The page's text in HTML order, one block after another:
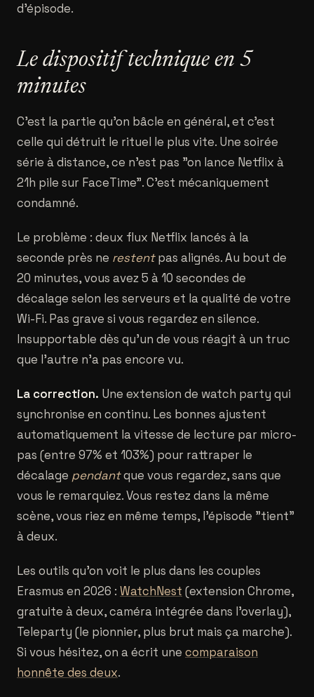
d'épisode.
Le dispositif technique en 5
minutes
C'est la partie qu'on bâcle en général, et c'est
celle qui détruit le rituel le plus vite. Une soirée
série à distance, ce n'est pas "on lance Netflix à
21h pile sur FaceTime". C'est mécaniquement
condamné.
Le problème : deux flux Netflix lancés à la
seconde près ne restentpas alignés. Au bout de
20 minutes, vous avez 5 à 10 secondes de
décalage selon les serveurs et la qualité de votre
Wi-Fi. Pas grave si vous regardez en silence.
Insupportable dès qu'un de vous réagit à un truc
que l'autre n'a pas encore vu.
La correction. Une extension de watch party qui
synchronise en continu. Les bonnes ajustent
automatiquement la vitesse de lecture par micro-
pas (entre 97% et 103%) pour rattraper le
décalage pendantque vous regardez, sans que
vous le remarquiez. Vous restez dans la même
scène, vous riez en même temps, l'épisode "tient"
à deux.
Les outils qu'on voit le plus dans les couples
Erasmus en 2026 : WatchNest (extension Chrome,
gratuite à deux, caméra intégrée dans l'overlay),
Teleparty (le pionnier, plus brut mais ça marche).
Si vous hésitez, on a écrit une comparaison
honnête des deux.